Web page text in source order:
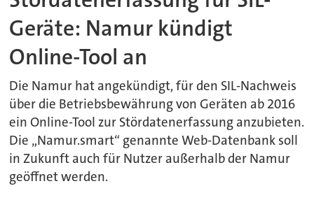
Geräte: Namur kündigt
Online-Tool an
Die Namur hat angekündigt, für den SIL-Nachweis
über die Betriebsbewährung von Geräten ab 2016
ein Online-Tool zur Stördatenerfassung anzubieten.
Die „Namur.smart“ genannte Web-Datenbank soll
in Zukunft auch für Nutzer außerhalb der Namur
geöffnet werden.